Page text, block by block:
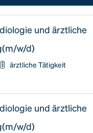
und ärztliche
w/d)
ärztliche Tätigkeit
und ärztliche
w/d)